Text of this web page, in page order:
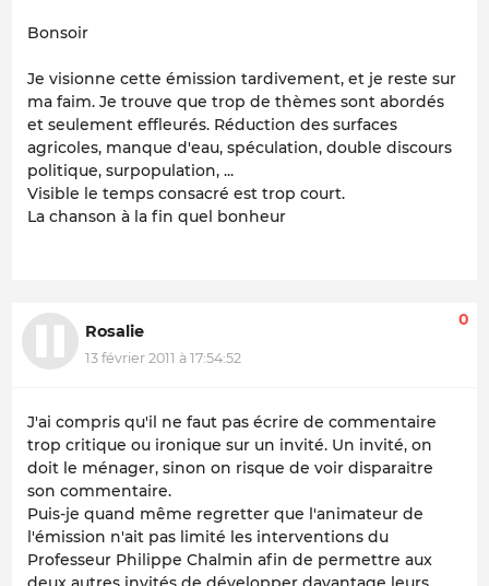
Bonsoir
Je visionne cette émission tardivement, et je reste sur
ma faim. Je trouve que trop de thèmes sont abordés
et seulement effleurés. Réduction des surfaces
agricoles, manque d'eau, spéculation, double discours
politique, surpopulation, ...
Visible le temps consacré est trop court.
La chanson à la fin quel bonheur
Rosalie
13 février 2011 à 17:54:52
0
J'ai compris qu'il ne faut pas écrire de commentaire
trop critique ou ironique sur un invité. Un invité, on
doit le ménager, sinon on risque de voir disparaitre
son commentaire.
Puis-je quand même regretter que l'animateur de
l'émission n'ait pas limité les interventions du
Professeur Philippe Chalmin afin de permettre aux